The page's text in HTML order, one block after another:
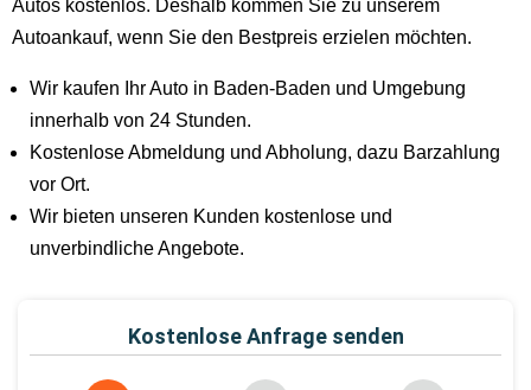
Autos kostenlos. Deshalb kommen Sie zu unserem
Autoankauf, wenn Sie den Bestpreis erzielen möchten.
Wir kaufen Ihr Auto in Baden-Baden und Umgebung
innerhalb von 24 Stunden.
Kostenlose Abmeldung und Abholung, dazu Barzahlung
vor Ort.
Wir bieten unseren Kunden kostenlose und
unverbindliche Angebote.